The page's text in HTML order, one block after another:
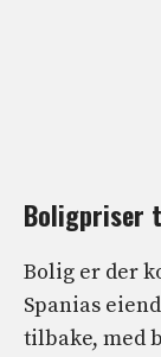
Boligpriser
Bolig er der
Spanias
tilbake, med